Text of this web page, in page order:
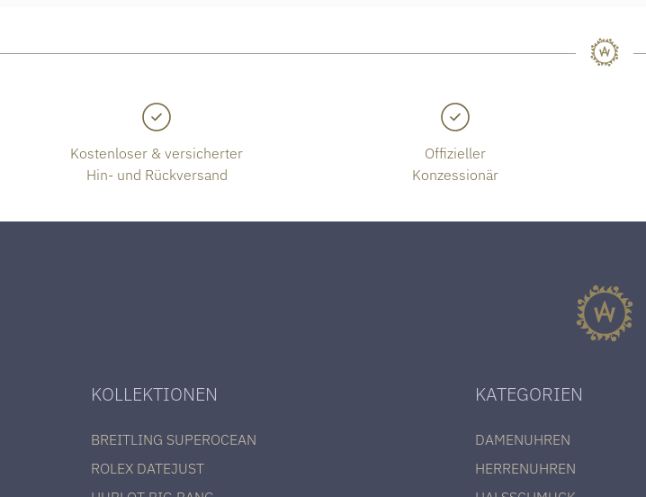
Kostenloser & versicherter
Hin- und Rückversand
Offizieller
Konzessionär
KOLLEKTIONEN
BREITLING SUPEROCEAN
ROLEX DATEJUST
KATEGORIEN
DAMENUHREN
HERRENUHREN